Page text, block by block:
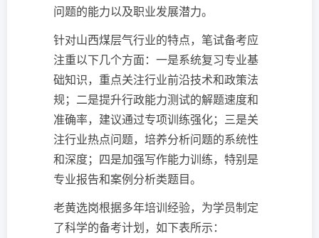
问题的能力以及职业发展潜力。
针对山西煤层气行业的特点，笔试备考应
注重以下几个方面：一是系统复习专业基
础知识，重点关注行业前沿技术和政策法
规；二是提升行政能力测试的解题速度和
准确率，建议通过专项训练强化；三是关
注行业热点问题，培养分析问题的系统性
和深度；四是加强写作能力训练，特别是
专业报告和案例分析类题目。
老黄选岗根据多年培训经验，为学员制定
了科学的备考计划，如下表所示：